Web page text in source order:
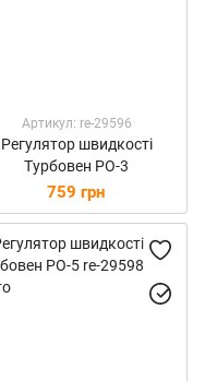
Артикул: re-29596
Регулятор швидкості
Турбовен РО-3
759 грн